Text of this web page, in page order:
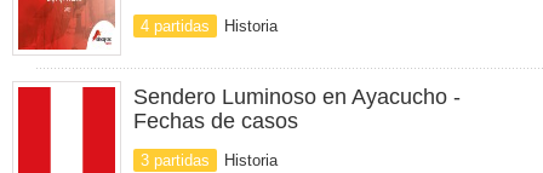
4 partidas Historia
Sendero Luminoso en Ayacucho -
Fechas de casos
3 partidas Historia